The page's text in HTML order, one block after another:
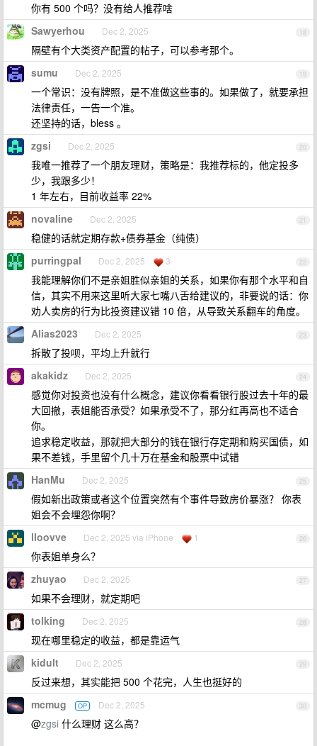
你有 500 个吗？没有给人推荐啥
18
Sawyerhou Dec 2, 2025
隔壁有个大类资产配置的帖子，可以参考那个。
19
sumu Dec 2, 2025
一个常识：没有牌照，是不准做这些事的。如果做了，就要承担
法律责任，一告一个准。
还坚持的话，bless 。
20
zgsi Dec 2, 2025
我唯一推荐了一个朋友理财，策略是：我推荐标的，他定投多
少，我跟多少！
1 年左右，目前收益率 22%
21
novaline Dec 2, 2025
稳健的话就定期存款+债券基金（纯债）
22
purringpal Dec 2, 2025 3
我能理解你们不是亲姐胜似亲姐的关系，如果你有那个水平和自
信，其实不用来这里听大家七嘴八舌给建议的，非要说的话：你
劝人卖房的行为比投资建议错 10 倍，从导致关系翻车的角度。
23
Alias2023 Dec 2, 2025
拆散了投呗，平均上升就行
24
akakidz Dec 2, 2025
感觉你对投资也没有什么概念，建议你看看银行股过去十年的最
大回撤，表姐能否承受？如果承受不了，那分红再高也不适合
你。
追求稳定收益，那就把大部分的钱在银行存定期和购买国债，如
果不差钱，手里留个几十万在基金和股票中试错
25
HanMu Dec 2, 2025
假如新出政策或者这个位置突然有个事件导致房价暴涨？ 你表
姐会不会埋怨你啊？
26
lloovve Dec 2, 2025 via iPhone 1
你表姐单身么？
27
zhuyao Dec 2, 2025
如果不会理财，就定期吧
28
tolking Dec 2, 2025
现在哪里稳定的收益，都是靠运气
29
kidult Dec 2, 2025
反过来想，其实能把 500 个花完，人生也挺好的
30
mcmug OP Dec 2, 2025
@zgsi 什么理财 这么高？